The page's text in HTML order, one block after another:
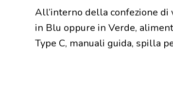
All’interno della confezione
in Blu oppure in Verde,
Type C, manuali guida, spilla